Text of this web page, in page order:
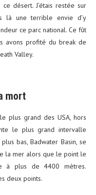
désert. J’étais restée sur
là une terrible envie d’y
ce parc national. Ce fût
avons profité du break de
Valley.
mort
plus grand des USA, hors
le plus grand intervalle
bas, Badwater Basin, se
la mer alors que le point le
à plus de 4400 mètres.
deux points.